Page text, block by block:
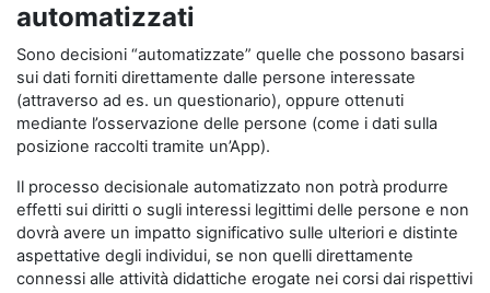
automatizzati
Sono decisioni “automatizzate” quelle che possono basarsi
sui dati forniti direttamente dalle persone interessate
(attraverso ad es. un questionario), oppure ottenuti
mediante l’osservazione delle persone (come i dati sulla
posizione raccolti tramite un’App).
Il processo decisionale automatizzato non potrà produrre
effetti sui diritti o sugli interessi legittimi delle persone e non
dovrà avere un impatto significativo sulle ulteriori e distinte
aspettative degli individui, se non quelli direttamente
connessi alle attività didattiche erogate nei corsi dai rispettivi